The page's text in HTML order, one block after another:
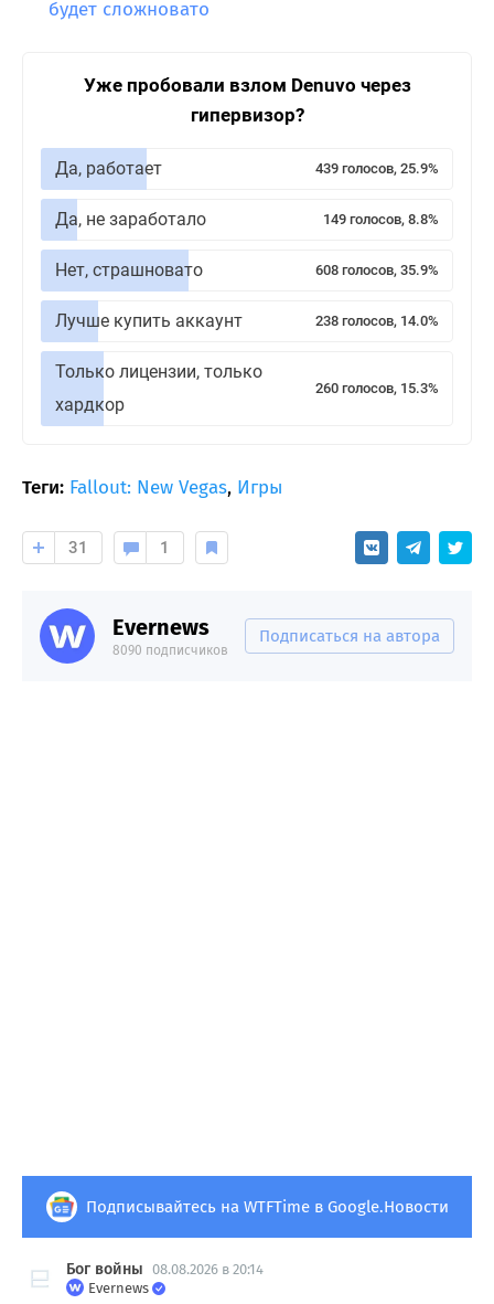
будет сложновато
Уже пробовали взлом Denuvo через
гипервизор?
Да, работает 439 голосов, 25.9%
Да, не заработало 149 голосов, 8.8%
Нет, страшновато 608 голосов, 35.9%
Лучше купить аккаунт 238 голосов, 14.0%
Только лицензии, только
хардкор
260 голосов, 15.3%
Теги: Fallout: New Vegas, Игры
31 1
Evernews
8090 подписчиков
Подписаться на автора
Подписывайтесь на WTFTime в Google.Новости
Бог войны 08.08.2026 в 20:14
Evernews